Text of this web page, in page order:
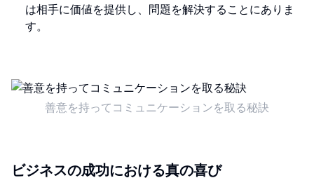
は相手に価値を提供し、問題を解決することにありま
す。
善意を持ってコミュニケーションを取る秘訣
ビジネスの成功における真の喜び